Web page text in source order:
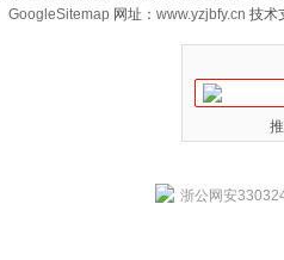
GoogleSitemap 网址： www.yzjbfy.cn 技术
浙公网安